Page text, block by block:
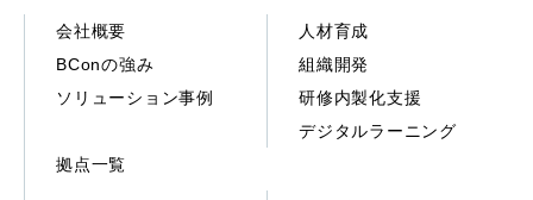
会社概要
BConの強み
ソリューション事例
拠点一覧
人材育成
組織開発
研修内製化支援
デジタルラーニング